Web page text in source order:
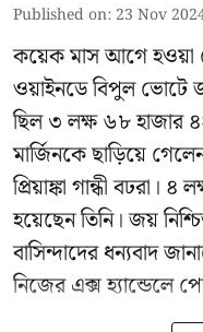
Published on: 23 Nov
কয়েক মাস আগে হওয়া
ওয়াইনডে বিপুল ভোটে
ছিল ৩ লক্ষ ৬৮ হাজার
মার্জিনকে ছাড়িয়ে
প্রিয়াঙ্কা গান্ধী
হয়েছেন তিনি। জয়
বাসিন্দাদের ধন্যবাদ
নিজের এক্স হ্যান্ডেলে